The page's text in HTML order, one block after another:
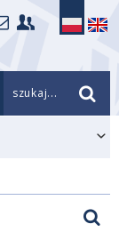
szukaj...